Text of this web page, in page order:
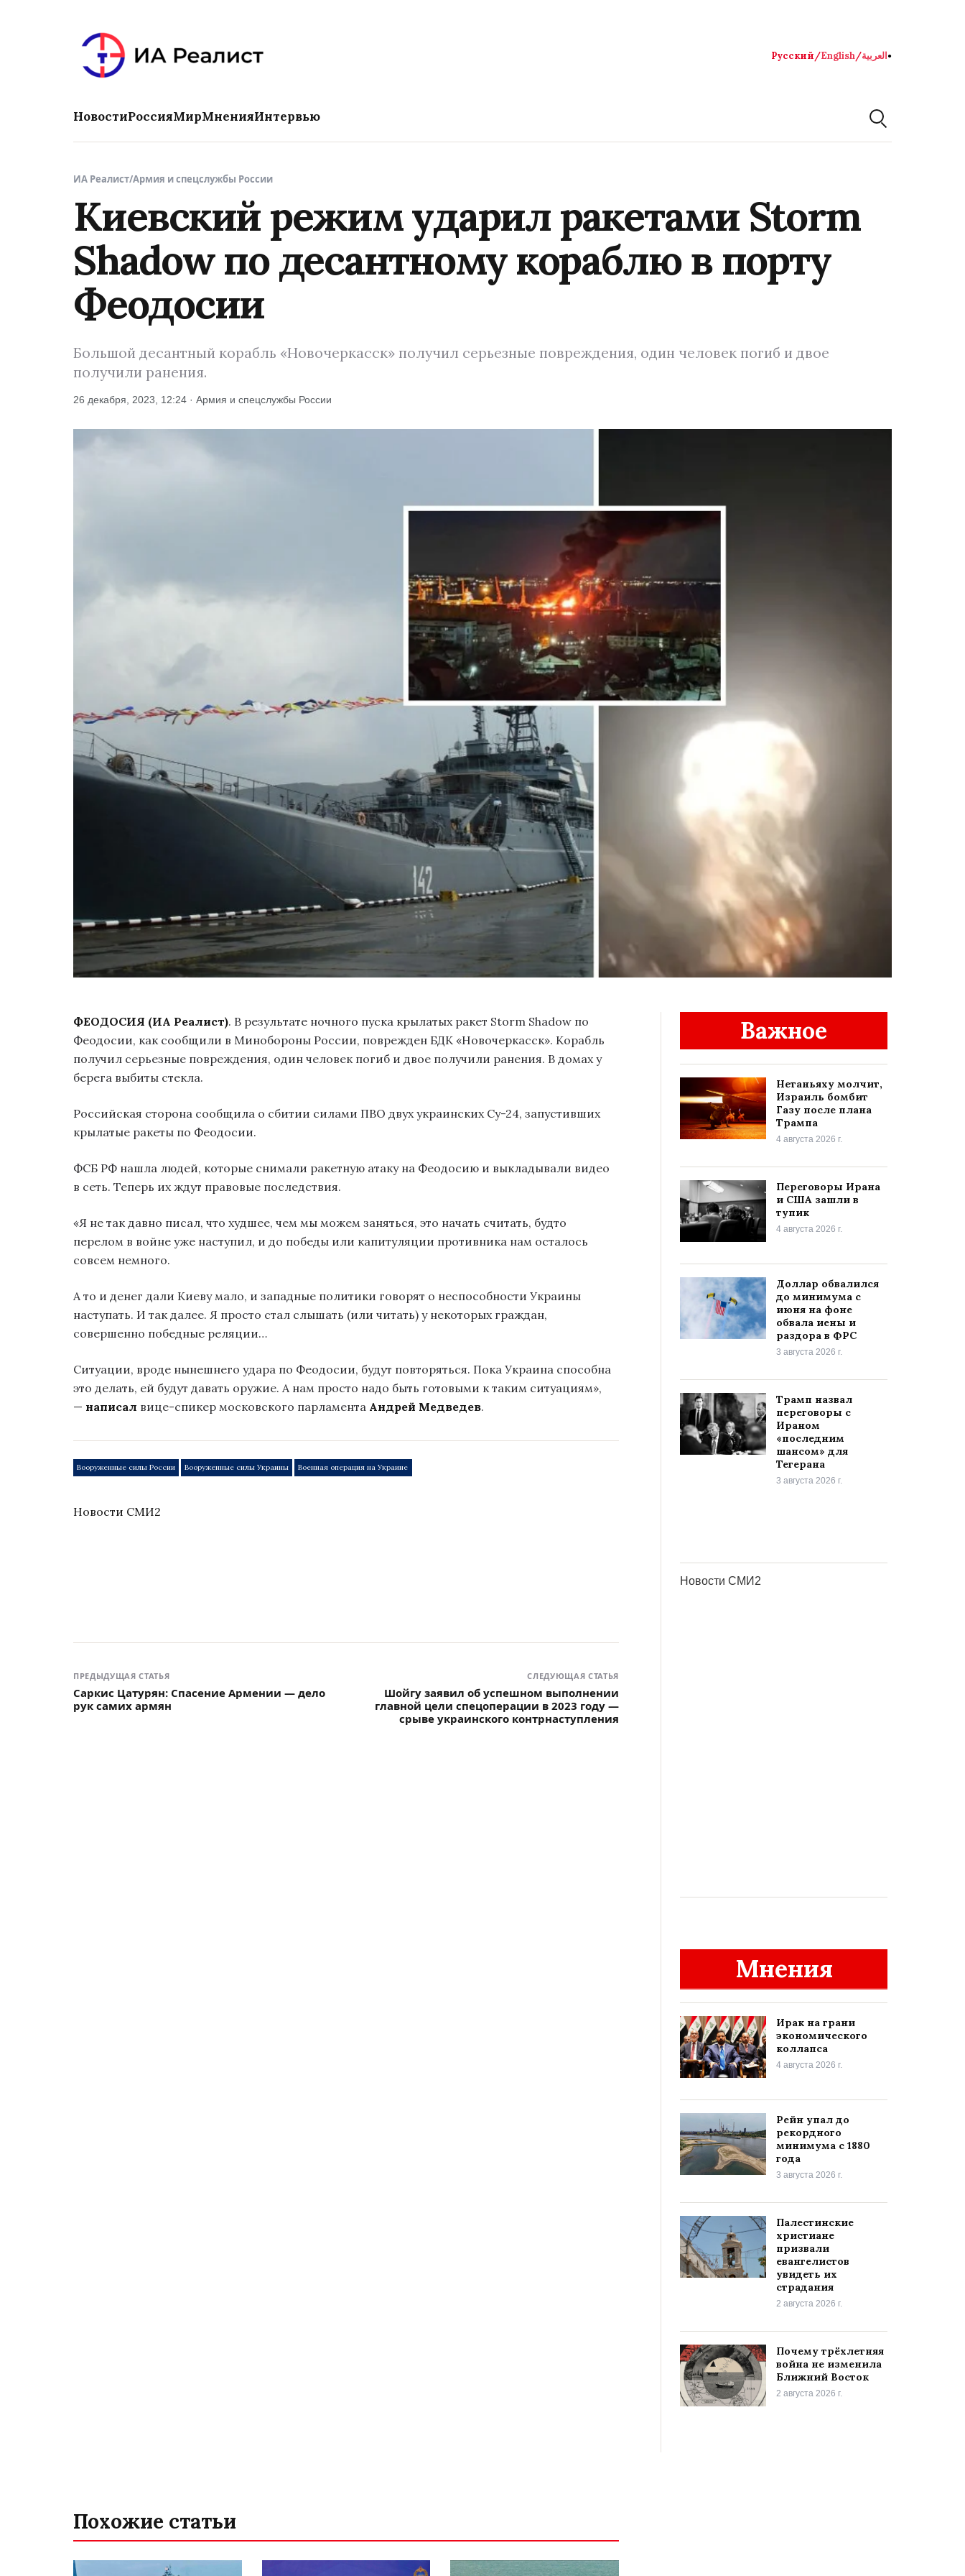
Русский/English/العربية●
НовостиРоссияМирМненияИнтервью
ИА Реалист/Армия и спецслужбы России
Киевский режим ударил ракетами Storm
Shadow по десантному кораблю в порту
Феодосии
Большой десантный корабль «Новочеркасск» получил серьезные повреждения, один человек погиб и двое
получили ранения.
26 декабря, 2023, 12:24 · Армия и спецслужбы России
ФЕОДОСИЯ (ИА Реалист). В результате ночного пуска крылатых ракет Storm Shadow по
Феодосии, как сообщили в Минобороны России, поврежден БДК «Новочеркасск». Корабль
получил серьезные повреждения, один человек погиб и двое получили ранения. В домах у
берега выбиты стекла.
Российская сторона сообщила о сбитии силами ПВО двух украинских Су-24, запустивших
крылатые ракеты по Феодосии.
ФСБ РФ нашла людей, которые снимали ракетную атаку на Феодосию и выкладывали видео
в сеть. Теперь их ждут правовые последствия.
«Я не так давно писал, что худшее, чем мы можем заняться, это начать считать, будто
перелом в войне уже наступил, и до победы или капитуляции противника нам осталось
совсем немного.
А то и денег дали Киеву мало, и западные политики говорят о неспособности Украины
наступать. И так далее. Я просто стал слышать (или читать) у некоторых граждан,
совершенно победные реляции…
Ситуации, вроде нынешнего удара по Феодосии, будут повторяться. Пока Украина способна
это делать, ей будут давать оружие. А нам просто надо быть готовыми к таким ситуациям»,
— написал вице-спикер московского парламента Андрей Медведев.
Вооруженные силы России Вооруженные силы Украины Военная операция на Украине
Новости СМИ2
ПРЕДЫДУЩАЯ СТАТЬЯ
Саркис Цатурян: Спасение Армении — дело
рук самих армян
СЛЕДУЮЩАЯ СТАТЬЯ
Шойгу заявил об успешном выполнении
главной цели спецоперации в 2023 году —
срыве украинского контрнаступления
Важное
Нетаньяху молчит,
Израиль бомбит
Газу после плана
Трампа
4 августа 2026 г.
Переговоры Ирана
и США зашли в
тупик
4 августа 2026 г.
Доллар обвалился
до минимума с
июня на фоне
обвала иены и
раздора в ФРС
3 августа 2026 г.
Трамп назвал
переговоры с
Ираном
«последним
шансом» для
Тегерана
3 августа 2026 г.
Мнения
Ирак на грани
экономического
коллапса
4 августа 2026 г.
Рейн упал до
рекордного
минимума с 1880
года
3 августа 2026 г.
Палестинские
христиане
призвали
евангелистов
увидеть их
страдания
2 августа 2026 г.
Почему трёхлетняя
война не изменила
Ближний Восток
2 августа 2026 г.
Похожие статьи